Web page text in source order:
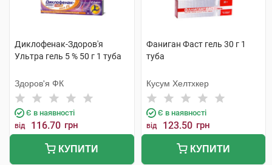
Диклофенак-Здоров'я
Ультра гель 5 % 50 г 1 туба
Здоров'я ФК
Є в наявності
від 116.70 грн
КУПИТИ
Фаниган Фаст гель 30 г 1
туба
Кусум Хелтхкер
Є в наявності
від 123.50 грн
КУПИТИ